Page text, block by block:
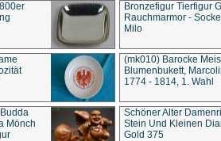
Bronzefigur Tierfigur
Rauchmarmor -
Milo
(mk010) Barocke
Blumenbukett,
1774 - 1814, 1. Wahl
Mönch
Schöner Alter
Stein Und Kleinen
Gold 375